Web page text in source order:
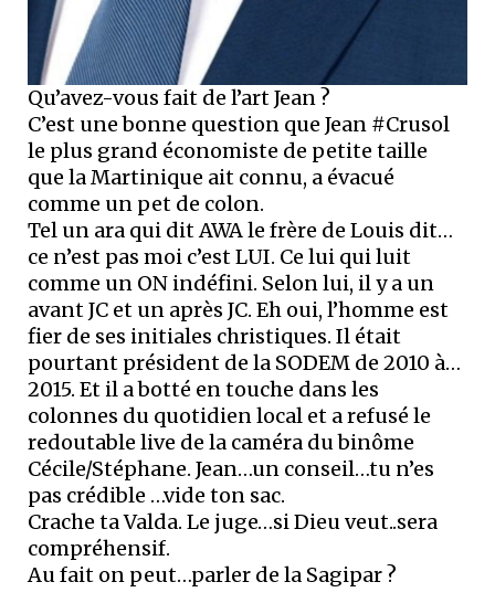
Qu’avez-vous fait de l’art Jean ?
C’est une bonne question que Jean #Crusol
le plus grand économiste de petite taille
que la Martinique ait connu, a évacué
comme un pet de colon.
Tel un ara qui dit AWA le frère de Louis dit…
ce n’est pas moi c’est LUI. Ce lui qui luit
comme un ON indéfini. Selon lui, il y a un
avant JC et un après JC. Eh oui, l’homme est
fier de ses initiales christiques. Il était
pourtant président de la SODEM de 2010 à…
2015. Et il a botté en touche dans les
colonnes du quotidien local et a refusé le
redoutable live de la caméra du binôme
Cécile/Stéphane. Jean…un conseil…tu n’es
pas crédible …vide ton sac.
Crache ta Valda. Le juge…si Dieu veut..sera
compréhensif.
Au fait on peut…parler de la Sagipar ?